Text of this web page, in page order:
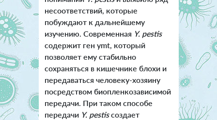
несоответствий, которые
побуждают к дальнейшему
изучению. Современная Y. pestis
содержит ген ymt, который
позволяет ему стабильно
сохраняться в кишечнике блохи и
передаваться человеку-хозяину
посредством биопленкозависимой
передачи. При таком способе
передачи Y. pestisсоздает